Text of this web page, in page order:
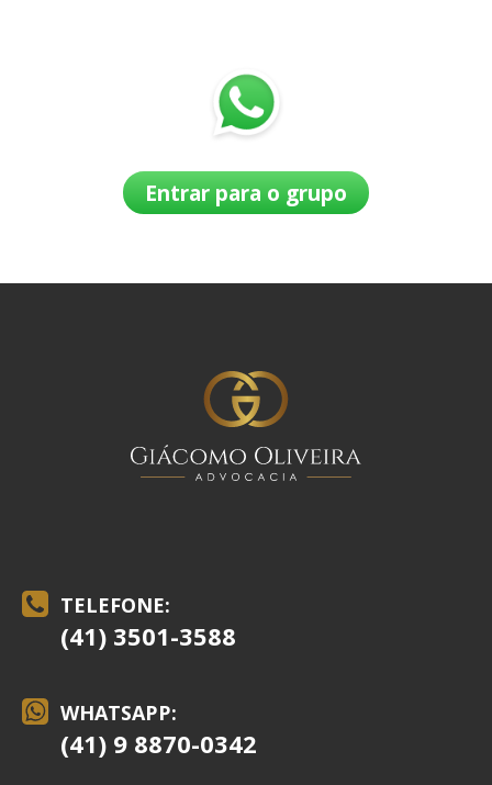
Entrar para o grupo
TELEFONE:
(41) 3501-3588
WHATSAPP:
(41) 9 8870-0342